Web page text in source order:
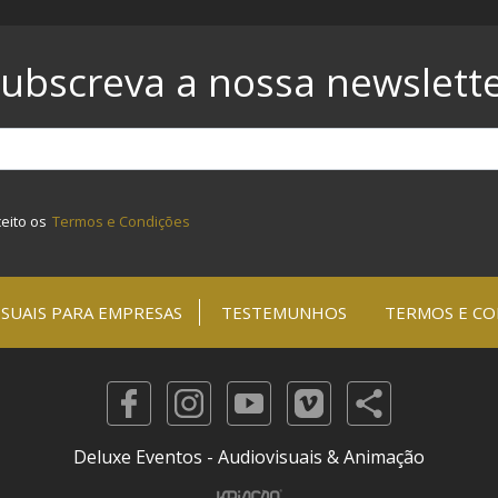
a nossa
os Termos e Condições
PARA EMPRESAS TESTEMUNHOS TERMOS E
Deluxe Eventos - Audiovisuais & Animação